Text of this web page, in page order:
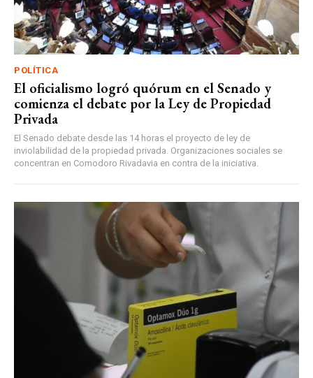
POLÍTICA
El oficialismo logró quórum en el Senado y
comienza el debate por la Ley de Propiedad
Privada
El Senado debate desde las 14 horas el proyecto de ley de
inviolabilidad de la propiedad privada. Organizaciones sociales se
concentran en Comodoro Rivadavia en contra de la iniciativa.